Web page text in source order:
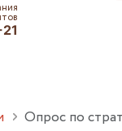
Опрос по